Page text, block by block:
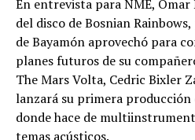
En entrevista para NME,
del disco de Bosnian
de Bayamón aprovechó para
planes futuros de su
The Mars Volta, Cedric Bixler
lanzará su primera producción
donde hace de
temas acústicos.